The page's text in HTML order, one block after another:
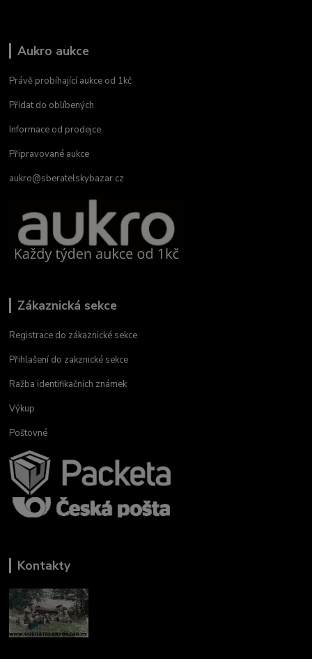
Aukro aukce
Právě probíhající aukce od 1kč
Přidat do oblíbených
Informace od prodejce
Připravované aukce
aukro@sberatelskybazar.cz
Zákaznická sekce
Registrace do zákaznické sekce
Přihlašení do zakznické sekce
Ražba identifikačních známek
Výkup
Poštovné
Kontakty